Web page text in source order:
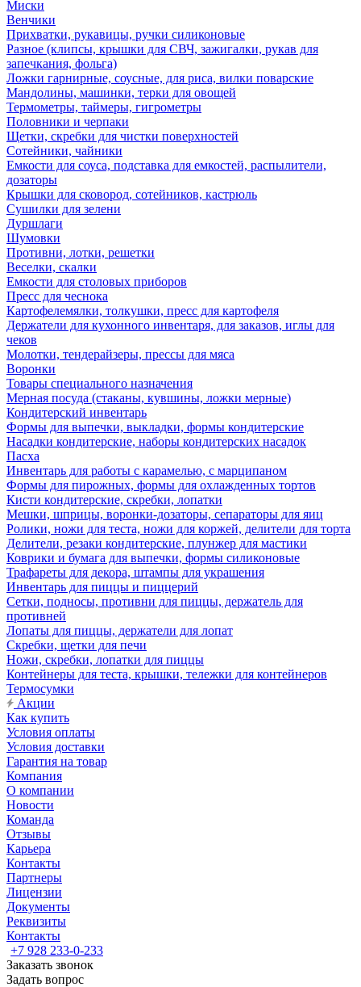
Миски
Венчики
Прихватки, рукавицы, ручки силиконовые
Разное (клипсы, крышки для СВЧ, зажигалки, рукав для
запечкания, фольга)
Ложки гарнирные, соусные, для риса, вилки поварские
Мандолины, машинки, терки для овощей
Термометры, таймеры, гигрометры
Половники и черпаки
Щетки, скребки для чистки поверхностей
Сотейники, чайники
Емкости для соуса, подставка для емкостей, распылители,
дозаторы
Крышки для сковород, сотейников, кастрюль
Сушилки для зелени
Дуршлаги
Шумовки
Противни, лотки, решетки
Веселки, скалки
Емкости для столовых приборов
Пресс для чеснока
Картофелемялки, толкушки, пресс для картофеля
Держатели для кухонного инвентаря, для заказов, иглы для
чеков
Молотки, тендерайзеры, прессы для мяса
Воронки
Товары специального назначения
Мерная посуда (стаканы, кувшины, ложки мерные)
Кондитерский инвентарь
Формы для выпечки, выкладки, формы кондитерские
Насадки кондитерские, наборы кондитерских насадок
Пасха
Инвентарь для работы с карамелью, с марципаном
Формы для пирожных, формы для охлажденных тортов
Кисти кондитерские, скребки, лопатки
Мешки, шприцы, воронки-дозаторы, сепараторы для яиц
Ролики, ножи для теста, ножи для коржей, делители для торта
Делители, резаки кондитерские, плунжер для мастики
Коврики и бумага для выпечки, формы силиконовые
Трафареты для декора, штампы для украшения
Инвентарь для пиццы и пиццерий
Сетки, подносы, противни для пиццы, держатель для
противней
Лопаты для пиццы, держатели для лопат
Скребки, щетки для печи
Ножи, скребки, лопатки для пиццы
Контейнеры для теста, крышки, тележки для контейнеров
Термосумки
Акции
Как купить
Условия оплаты
Условия доставки
Гарантия на товар
Компания
О компании
Новости
Команда
Отзывы
Карьера
Контакты
Партнеры
Лицензии
Документы
Реквизиты
Контакты
+7 928 233-0-233
Заказать звонок
Задать вопрос